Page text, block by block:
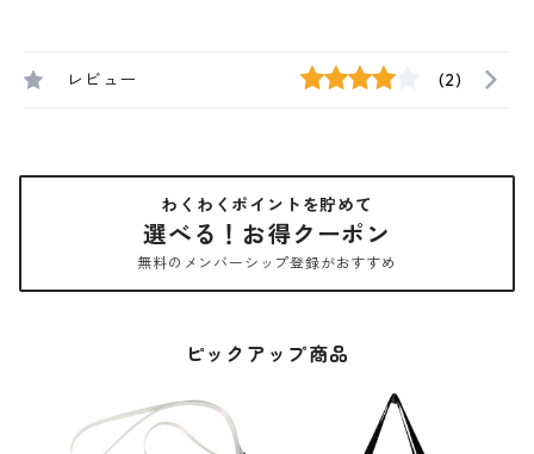
レビュー (2)
わくわくポイントを貯めて
選べる！お得クーポン
無料のメンバーシップ登録がおすすめ
ピックアップ商品